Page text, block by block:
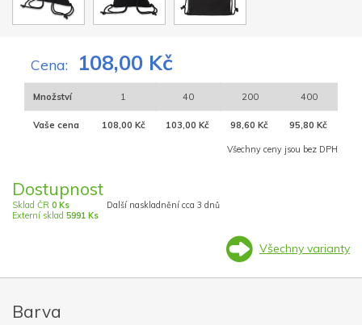
Cena: 108,00 Kč
Množství 1 40 200 400
Vaše cena 108,00 Kč 103,00 Kč 98,60 Kč 95,80 Kč
Všechny ceny jsou bez DPH
Dostupnost
Sklad ČR 0 Ks
Externí sklad 5991 Ks
Další naskladnění cca 3 dnů
Všechny varianty
Barva